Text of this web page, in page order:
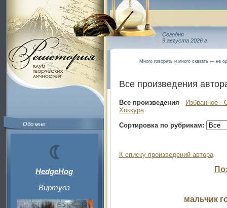
Обо мне
HedgeHog
Виртуоз
Сегодня
9 августа 2026 г.
Много говорить и много сказать — не
Все произведения
Все произведения
Избранное -
Хоккура
Сортировка по рубрикам:
К списку произведений автора
мальчик